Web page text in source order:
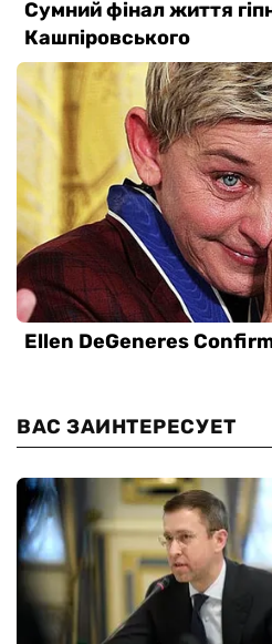
ВАС ЗАИНТЕРЕСУЕТ